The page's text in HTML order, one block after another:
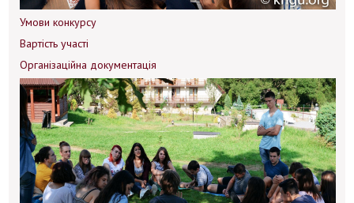
Умови конкурсу
Вартість участі
Організаційна документація